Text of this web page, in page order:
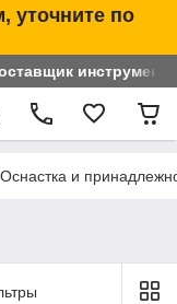
уточните по
Оснастка и